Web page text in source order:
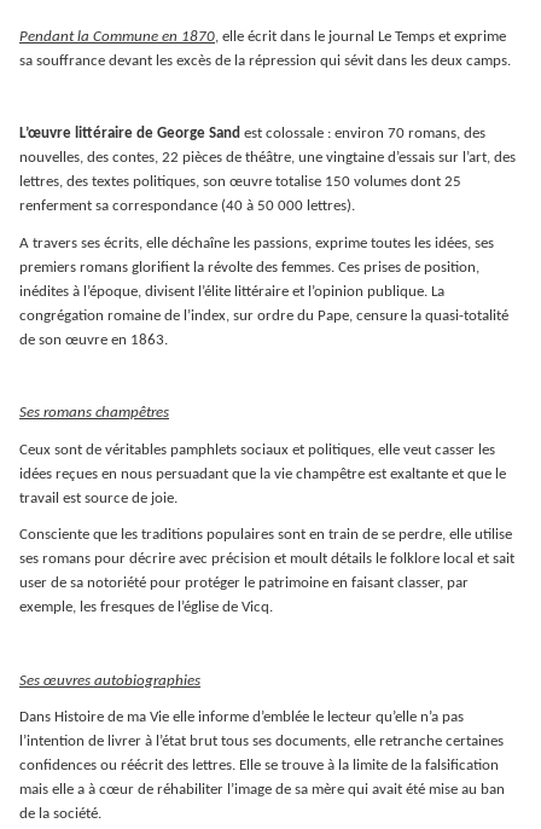
Pendant la Commune en 1870 , elle écrit dans le journal Le Temps et exprime
sa souffrance devant les excès de la répression qui sévit dans les deux camps.
L’œuvre littéraire de George Sand est colossale : environ 70 romans, des
nouvelles, des contes, 22 pièces de théâtre, une vingtaine d’essais sur l’art, des
lettres, des textes politiques, son œuvre totalise 150 volumes dont 25
renferment sa correspondance (40 à 50 000 lettres).
A travers ses écrits, elle déchaîne les passions, exprime toutes les idées, ses
premiers romans glorifient la révolte des femmes. Ces prises de position,
inédites à l’époque, divisent l’élite littéraire et l’opinion publique. La
congrégation romaine de l’index, sur ordre du Pape, censure la quasi-totalité
de son œuvre en 1863.
Ses romans champêtres
Ceux sont de véritables pamphlets sociaux et politiques, elle veut casser les
idées reçues en nous persuadant que la vie champêtre est exaltante et que le
travail est source de joie.
Consciente que les traditions populaires sont en train de se perdre, elle utilise
ses romans pour décrire avec précision et moult détails le folklore local et sait
user de sa notoriété pour protéger le patrimoine en faisant classer, par
exemple, les fresques de l’église de Vicq.
Ses œuvres autobiographies
Dans Histoire de ma Vie elle informe d’emblée le lecteur qu’elle n’a pas
l’intention de livrer à l’état brut tous ses documents, elle retranche certaines
confidences ou réécrit des lettres. Elle se trouve à la limite de la falsification
mais elle a à cœur de réhabiliter l’image de sa mère qui avait été mise au ban
de la société.